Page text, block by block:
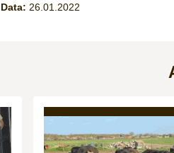
Data: 26.01.2022